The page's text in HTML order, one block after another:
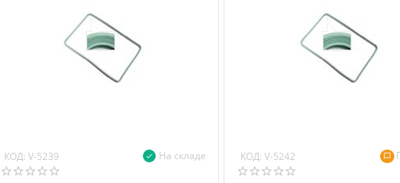
КОД: V-5239 На складе КОД: V-5242